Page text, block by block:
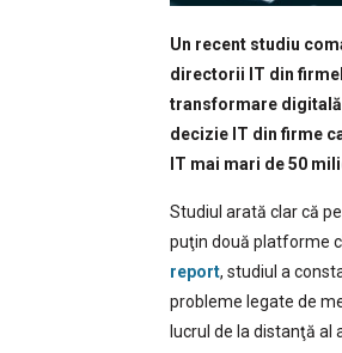
Un recent studiu
directorii IT din
transformare digitală
decizie IT din firme
IT mai mari de 50
Studiul arată clar că
puţin două platforme
report, studiul a
probleme legate de
lucrul de la distanţă al